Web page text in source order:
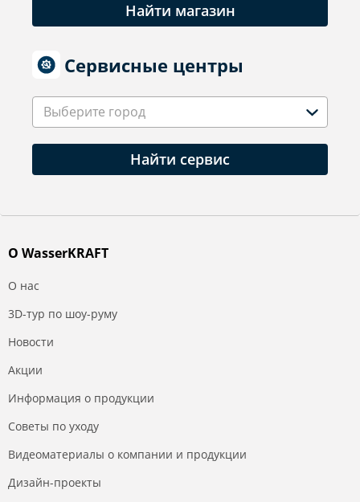
Найти магазин
Сервисные центры
Выберите город
Найти сервис
О WasserKRAFT
О нас
3D-тур по шоу-руму
Новости
Акции
Информация о продукции
Советы по уходу
Видеоматериалы о компании и продукции
Дизайн-проекты